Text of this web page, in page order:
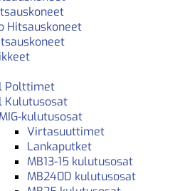
Hitsauskoneet
Polttimet
Kulutusosat
MIG-kulutusosat
Virtasuuttimet
Lankaputket
MB13-15 kulutusosat
MB240D kulutusosat